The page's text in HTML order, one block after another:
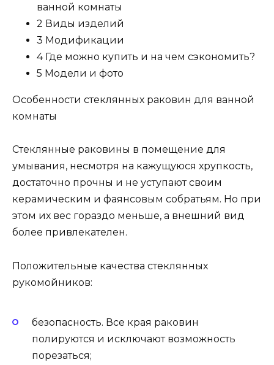
ванной комнаты
2 Виды изделий
3 Модификации
4 Где можно купить и на чем сэкономить?
5 Модели и фото
Особенности стеклянных раковин для ванной
комнаты
Стеклянные раковины в помещение для
умывания, несмотря на кажущуюся хрупкость,
достаточно прочны и не уступают своим
керамическим и фаянсовым собратьям. Но при
этом их вес гораздо меньше, а внешний вид
более привлекателен.
Положительные качества стеклянных
рукомойников:
безопасность. Все края раковин
полируются и исключают возможность
порезаться;